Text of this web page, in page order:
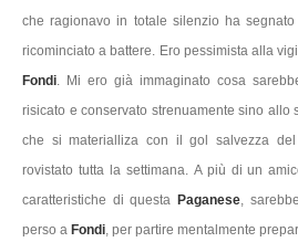
che ragionavo in totale silenzio ha
ricominciato a battere. Ero pessimista alla
Fondi . Mi ero già immaginato cosa
risicato e conservato strenuamente sino allo
che si materialliza con il gol salvezza del
rovistato tutta la settimana. A più di un
caratteristiche di questa Paganese,
perso a Fondi , per partire mentalmente